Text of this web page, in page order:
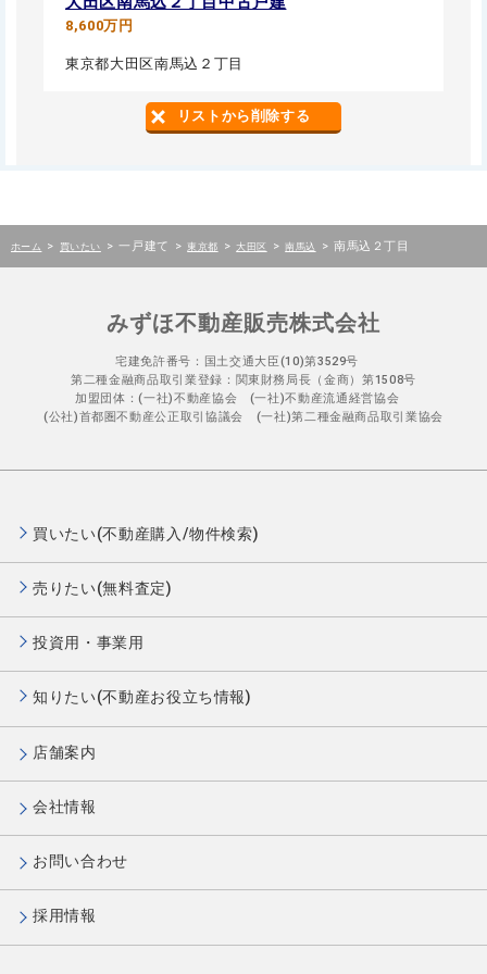
8,600万円
東京都大田区南馬込２丁目
リストから削除する
ホーム > 買いたい > 一戸建て > 東京都 > 大田区 > 南馬込 > 南馬込２丁目
みずほ不動産販売株式会社
宅建免許番号：国土交通大臣(10)第3529号
第二種金融商品取引業登録：関東財務局長（金商）第1508号
加盟団体：(一社)不動産協会 (一社)不動産流通経営協会
(公社)首都圏不動産公正取引協議会 (一社)第二種金融商品取引業協会
買いたい(不動産購入/物件検索)
売りたい(無料査定)
投資用・事業用
知りたい(不動産お役立ち情報)
店舗案内
会社情報
お問い合わせ
採用情報